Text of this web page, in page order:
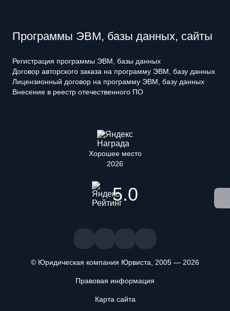
Программы ЭВМ, базы данных, сайты
Регистрация программы ЭВМ, базы данных
Договор авторского заказа на программу ЭВМ, базу данных
Лицензионный договор на программу ЭВМ, базу данных
Внесение в реестр отечественного ПО
Хорошее место
2026
5.0
© Юридическая компания Юрвиста, 2005 — 2026
Правовая информация
Карта сайта